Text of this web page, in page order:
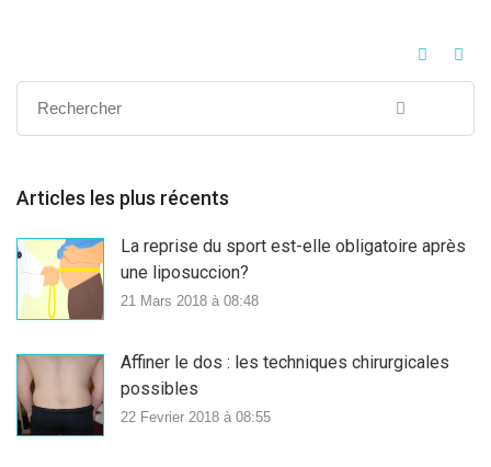
Articles les plus récents
La reprise du sport est-elle obligatoire après
une liposuccion?
21 Mars 2018 à 08:48
Affiner le dos : les techniques chirurgicales
possibles
22 Fevrier 2018 à 08:55